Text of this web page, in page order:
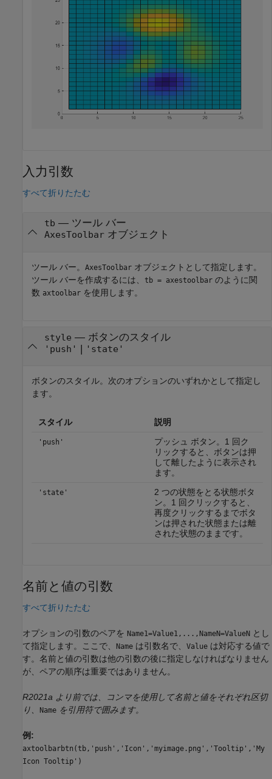
入力引数
すべて折りたたむ
tb — ツール バー
AxesToolbarオブジェクト
ツール バー。 AxesToolbar オブジェクトとして指定します。
ツール バーを作成するには、 tb = axestoolbar のように関
数 axtoolbar を使用します。
style — ボタンのスタイル
'push' | 'state'
ボタンのスタイル。次のオプションのいずれかとして指定し
ます。
スタイル 説明
'push'
プッシュ ボタン。1 回ク
リックすると、ボタンは押
して離したように表示され
ます。
'state'
2 つの状態をとる状態ボタ
ン。1 回クリックすると、
再度クリックするまでボタ
ンは押された状態または離
された状態のままです。
名前と値の引数
すべて折りたたむ
オプションの引数のペアを Name1=Value1,...,NameN=ValueN とし
て指定します。ここで、
Name は引数名で、 Value は対応する値で
す。名前と値の引数は他の引数の後に指定しなければなりません
が、ペアの順序は重要ではありません。
R2021a より前では、コンマを使用して名前と値をそれぞれ区切
り、
Name を引用符で囲みます。
例:
axtoolbarbtn(tb,'push','Icon','myimage.png','Tooltip','My
Icon Tooltip')